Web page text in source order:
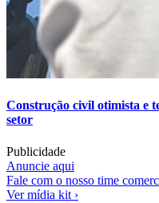
Construção civil otimista e
setor
Publicidade
Anuncie aqui
Fale com o nosso time
Ver mídia kit ›